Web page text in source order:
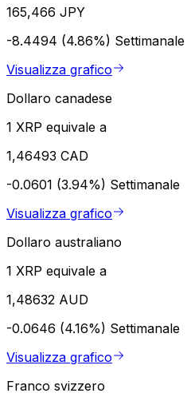
165,466 JPY
-8.4494 (4.86%) Settimanale
Visualizza grafico
Dollaro canadese
1 XRP equivale a
1,46493 CAD
-0.0601 (3.94%) Settimanale
Visualizza grafico
Dollaro australiano
1 XRP equivale a
1,48632 AUD
-0.0646 (4.16%) Settimanale
Visualizza grafico
Franco svizzero